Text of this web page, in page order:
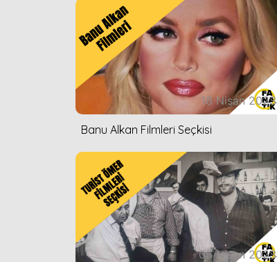
18 Nisan 2023
Banu Alkan Filmleri Seçkisi
05 Nisan 2023